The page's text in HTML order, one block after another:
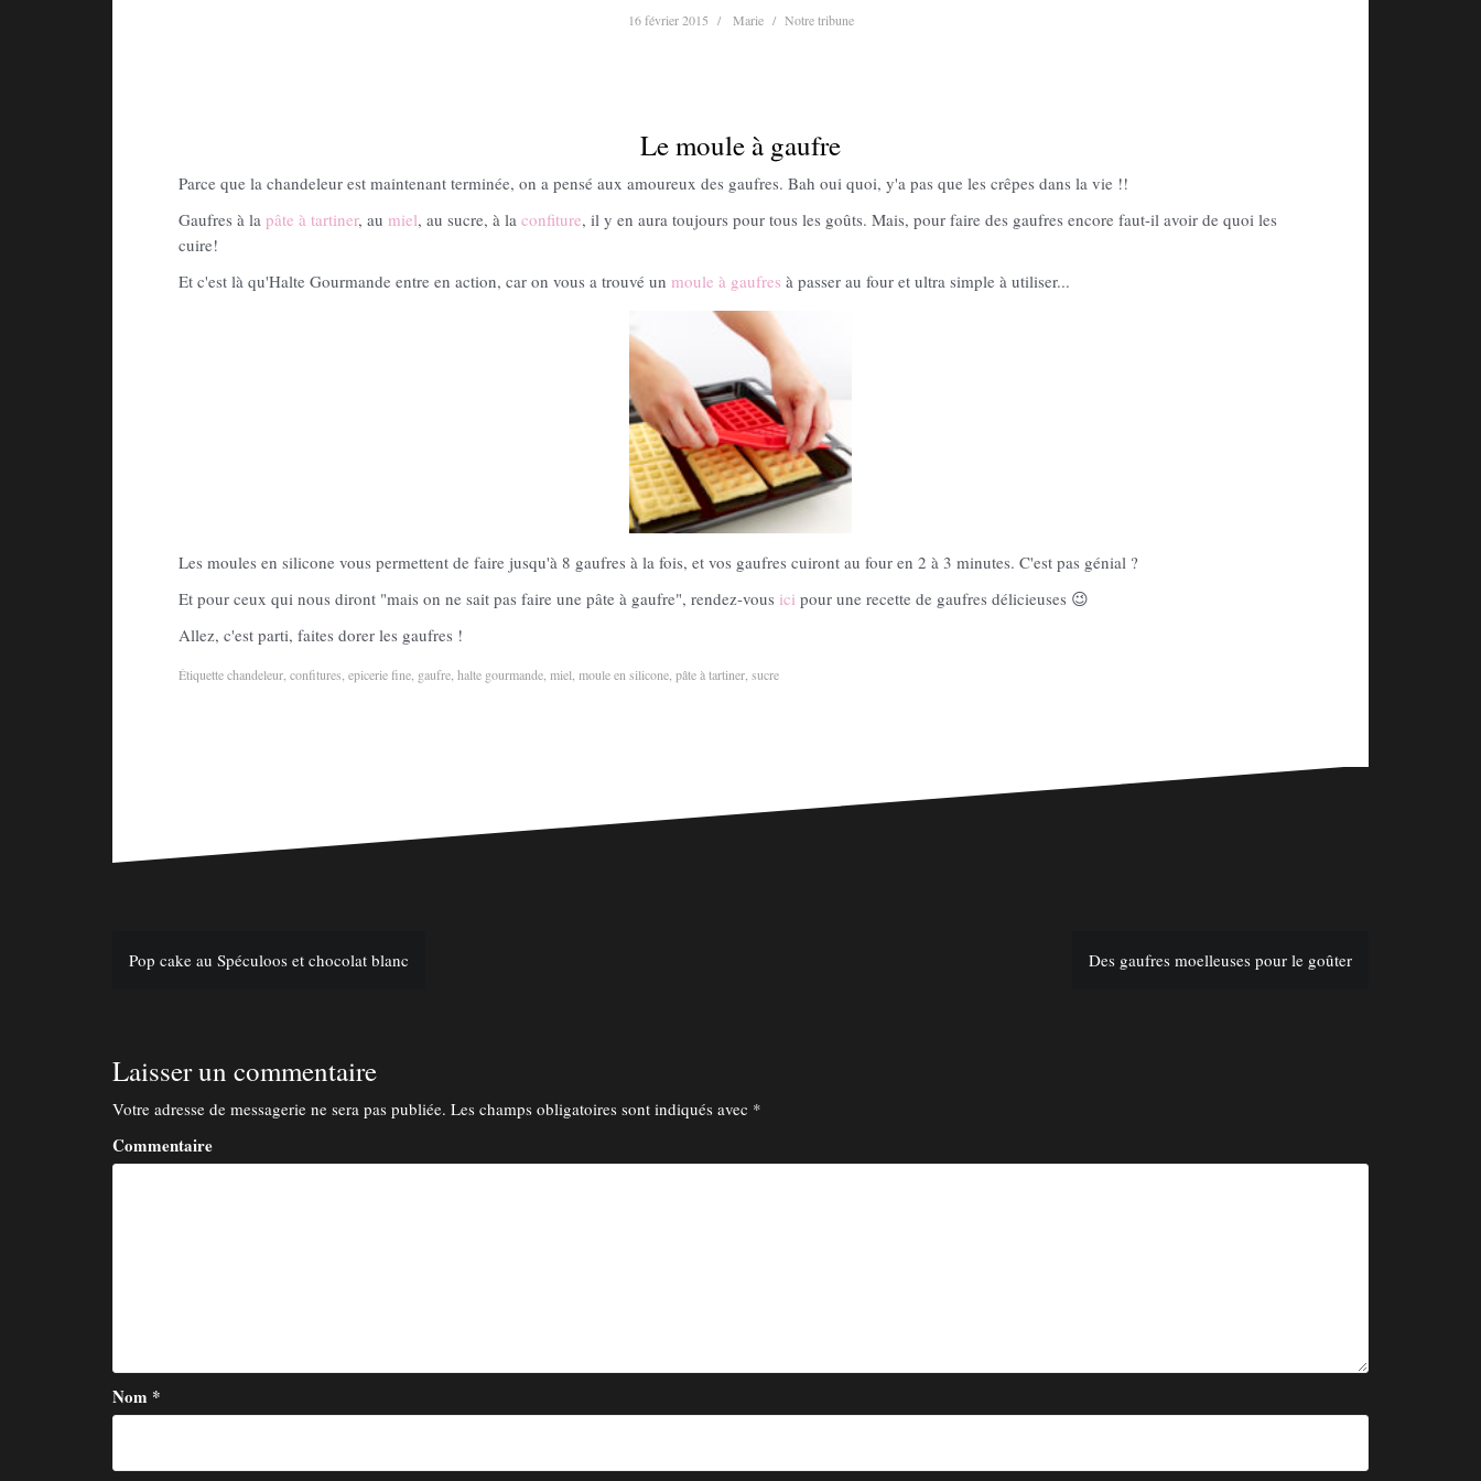
16 février 2015 Marie Notre tribune
Le moule à gaufre
Parce que la chandeleur est maintenant terminée, on a pensé aux amoureux des gaufres. Bah oui quoi, y'a pas que les crêpes dans la vie !!
Gaufres à la pâte à tartiner, au miel, au sucre, à la confiture, il y en aura toujours pour tous les goûts. Mais, pour faire des gaufres encore faut-il avoir de quoi les
cuire!
Et c'est là qu'Halte Gourmande entre en action, car on vous a trouvé un moule à gaufres à passer au four et ultra simple à utiliser...
Les moules en silicone vous permettent de faire jusqu'à 8 gaufres à la fois, et vos gaufres cuiront au four en 2 à 3 minutes. C'est pas génial ?
Et pour ceux qui nous diront "mais on ne sait pas faire une pâte à gaufre", rendez-vous ici pour une recette de gaufres délicieuses 😉
Allez, c'est parti, faites dorer les gaufres !
Étiquettechandeleur confitures epicerie fine gaufre halte gourmande miel moule en silicone pâte à tartiner sucre
N
i
g
a
t
i
a
r
i
Pop cake au Spéculoos et chocolat blanc Des gaufres moelleuses pour le goûter
Laisser un commentaire
Votre adresse de messagerie ne sera pas publiée. Les champs obligatoires sont indiqués avec *
Commentaire
Nom *